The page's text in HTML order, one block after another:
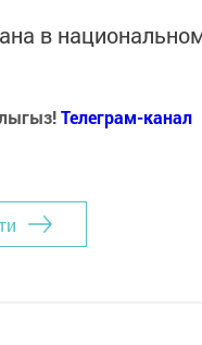
в
Телеграм-канал